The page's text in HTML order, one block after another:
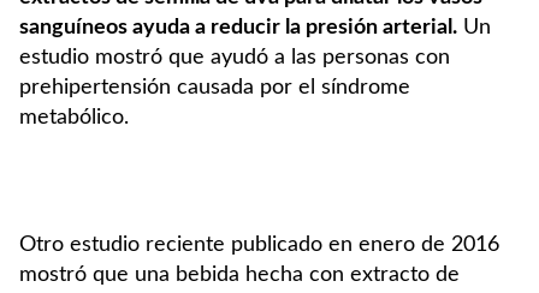
sanguíneos ayuda a reducir la presión arterial. Un
estudio mostró que ayudó a las personas con
prehipertensión causada por el síndrome
metabólico.
Otro estudio reciente publicado en enero de 2016
mostró que una bebida hecha con extracto de